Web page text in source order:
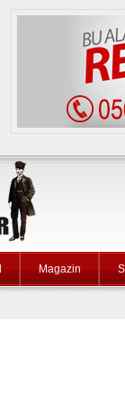
Magazin